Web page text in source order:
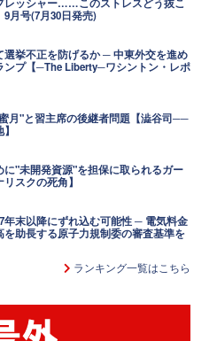
月号(7月30日発売)
選挙不正を防げるか ─ 中東外交を進め
ンプ【─The Liberty─ワシントン・レポ
月"と習主席の後継者問題【澁谷司──
に"未開発資源"を担保に取られるガー
スクの死角】
年末以降にずれ込む可能性 ─ 電気料金
を助長する原子力規制委の審査基準を
ランキング一覧はこちら